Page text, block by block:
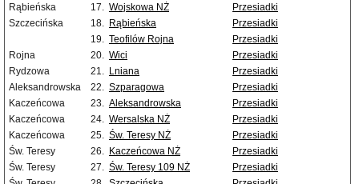
Rąbieńska
17. Wojskowa NŻ
Przesiadki
Szczecińska
18. Rąbieńska
Przesiadki
19. Teofilów Rojna
Przesiadki
Rojna
20. Wici
Przesiadki
Rydzowa
21. Lniana
Przesiadki
Aleksandrowska
22. Szparagowa
Przesiadki
Kaczeńcowa
23. Aleksandrowska
Przesiadki
Kaczeńcowa
24. Wersalska NŻ
Przesiadki
Kaczeńcowa
25. Św. Teresy NŻ
Przesiadki
Św. Teresy
26. Kaczeńcowa NŻ
Przesiadki
Św. Teresy
27. Św. Teresy 109 NŻ
Przesiadki